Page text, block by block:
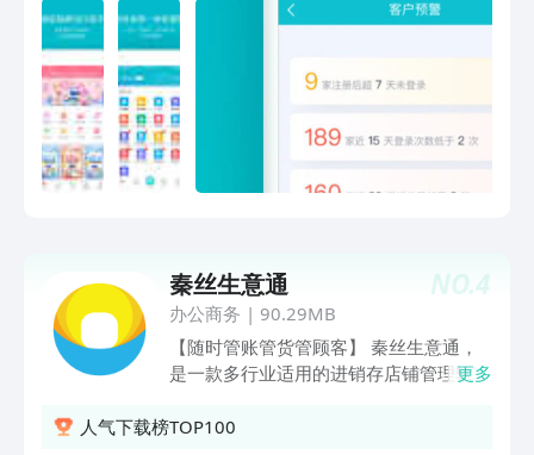
然，助力决策快人一步。 2.趋势预测：
析商品热销趋势、淡旺季规律，智能预测
未来销量，辅助备货与促销规划。 3.客
户洞察：深度解析客户购买偏好、消费频
次及复购情况，自动生成客户营销建议，
提升复购率与转化率。 4.报告生成：输
入分析需求，AI秒级生成多维度数据报告
行业都适用，满足烟酒食品、家电数码、
服装鞋帽、母婴玩具、日化用品、文体图
书、汽修汽配等全行业库存管理需求。
【行业专属解决方案，适配多场景需求】
家电数码行业 ：序列号管理（一物一
理。 食品饮料行业 ：保质期批次管
端”两个部分。公司管理端可根据企业业
务需求自行增删不同角色；而“客户”订货
端由“公司”设置开通，且每个“客户”分配
单独订货账号用于订货处理。公司如采用
跟单员下单模式，则可以将跟单员或客户
经理视为“客户”分配账号进行代下单。 核
心功能 【订货商城】订货管理、退货管
线收单】模糊搜索下单/常购清单/扫码下
单； 【资金结算】资金账户、在线支
付、往来对账、收支明细、订单收款统
计； 【采购管理】智能采购、供应商管
理、采购订单、采购入库； 【客户运
营】商机管理、客户管理、促销管理、销
NO.4
秦丝生意通
办公商务 | 90.29MB
【随时管账管货管顾客】 秦丝生意通，
是一款多行业适用的进销存店铺管理软
理、采购管理、销售管理、生意记账、客
更多
人气下载榜TOP100